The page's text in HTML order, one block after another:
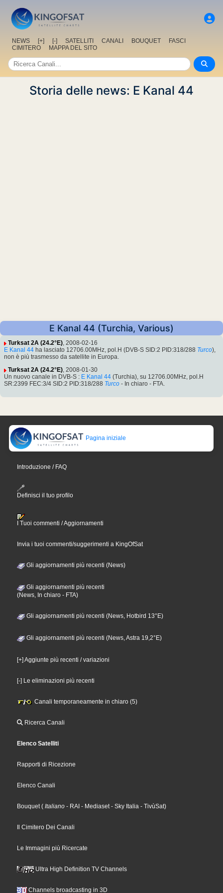
NEWS [+] [-] SATELLITI CANALI BOUQUET
FASCI
CIMITERO
MAPPA DEL SITO
Storia delle news: E Kanal 44
E Kanal 44 (Turchia, Various)
Turksat 2A (24.2°E), 2008-02-16
E Kanal 44 ha lasciato 12706.00MHz, pol.H (DVB-S SID:2 PID:318/288 Turco),
non è più trasmesso da satellite in Europa.
Turksat 2A (24.2°E), 2008-01-30
Un nuovo canale in DVB-S : E Kanal 44 (Turchia), su 12706.00MHz, pol.H
SR:2399 FEC:3/4 SID:2 PID:318/288 Turco - In chiaro - FTA.
Pagina iniziale
Introduzione / FAQ
Definisci il tuo profilo
I Tuoi commenti / Aggiornamenti
Invia i tuoi commenti/suggerimenti a KingOfSat
Gli aggiornamenti più recenti (News)
Gli aggiornamenti più recenti
(News, In chiaro - FTA)
Gli aggiornamenti più recenti (News, Hotbird 13°E)
Gli aggiornamenti più recenti (News, Astra 19,2°E)
[+] Aggiunte più recenti / variazioni
[-] Le eliminazioni più recenti
Canali temporaneamente in chiaro (5)
Ricerca Canali
Elenco Satelliti
Rapporti di Ricezione
Elenco Canali
Bouquet( Italiano - RAI - Mediaset- Sky Italia - TivùSat)
Il Cimitero Dei Canali
Le Immagini più Ricercate
Ultra High Definition TV Channels
Channels broadcasting in 3D